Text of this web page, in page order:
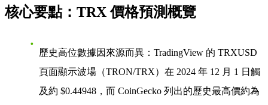
核心要點：TRX 價格預測概覽
歷史高位數據因來源而異 ：TradingView 的 TRXUSD
頁面顯示波場（TRON/TRX）在 2024 年 12 月 1 日觸
及約 $0.44948 ，而 CoinGecko 列出的歷史最高價約為